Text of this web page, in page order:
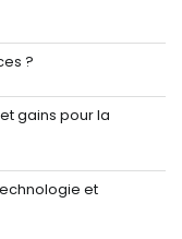
?
gains pour la
et